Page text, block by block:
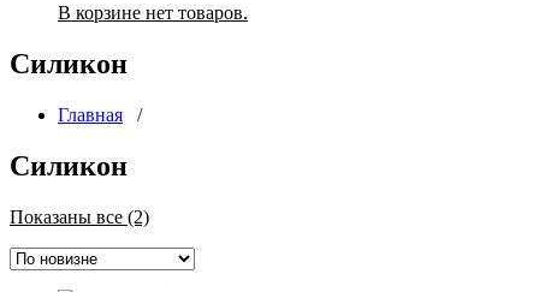
В корзине нет товаров.
Силикон
Главная /
Силикон
Показаны все (2)Сортировка:
недавние